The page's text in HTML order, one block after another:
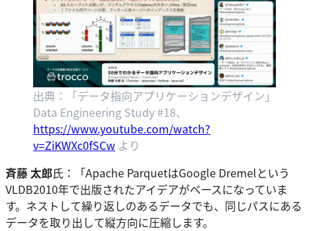
出典：「データ指向アプリケーションデザイン」
Data Engineering Study #18、
https://www.youtube.com/watch?
v=ZiKWXc0fSCw より
斉藤 太郎氏：「Apache ParquetはGoogle Dremelという
VLDB2010年で出版されたアイデアがベースになっていま
す。ネストして繰り返しのあるデータでも、同じパスにある
データを取り出して縦方向に圧縮します。